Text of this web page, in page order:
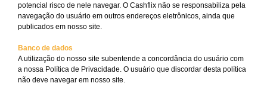
potencial risco de nele navegar. O Cashflix não se responsabiliza pela
navegação do usuário em outros endereços eletrônicos, ainda que
publicados em nosso site.
Banco de dados
A utilização do nosso site subentende a concordância do usuário com
a nossa Política de Privacidade. O usuário que discordar desta política
não deve navegar em nosso site.